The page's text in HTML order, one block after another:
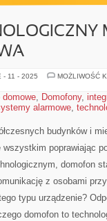
- 11 - 2025
MOŻLIWOŚĆ
domowe, Domofony,
alarmowe,
budynków i
poprawiając
domofon
z osobami
typu ​urządzenie?
domofon ‌to